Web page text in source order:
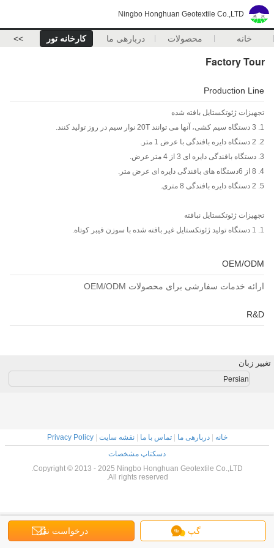
Ningbo Honghuan Geotextile Co.,LTD
خانه محصولات دربارهی ما کارخانه تور >>
Factory Tour
Production Line
تجهیزات ژئوتکستایل بافته شده
1. 3 دستگاه سیم کشی، آنها می توانند 20T نوار سیم در روز تولید کنند.
2. 2 دستگاه دایره بافندگی با عرض 1 متر.
3. دستگاه بافندگی دایره ای 3 از 4 متر عرض.
4. 8 از 6
دستگاه های بافندگی دایره ای عرض متر.
5. 2 دستگاه دایره بافندگی 8 متری.
تجهیزات ژئوتکستایل نبافته
1. 1 دستگاه تولید ژئوتکستایل غیر بافته شده با سوزن فیبر کوتاه.
OEM/ODM
ارائه خدمات سفارشی برای محصولات OEM/ODM
R&D
گپ درخواست نقل
تغییر زبان
Persian
خانه |دربارهی ما |تماس با ما |نقشه سایت |
Privacy Policy
دسکتاپ مشخصات
Copyright © 2013 - 2025 Ningbo Honghuan Geotextile Co.,LTD.
All rights reserved.